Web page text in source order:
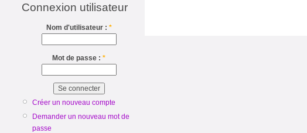
Connexion utilisateur
Nom d'utilisateur : *
Mot de passe : *
Créer un nouveau compte
Demander un nouveau mot de
passe